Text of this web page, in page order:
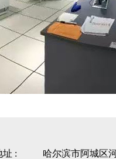
址 :
哈尔滨市阿城区